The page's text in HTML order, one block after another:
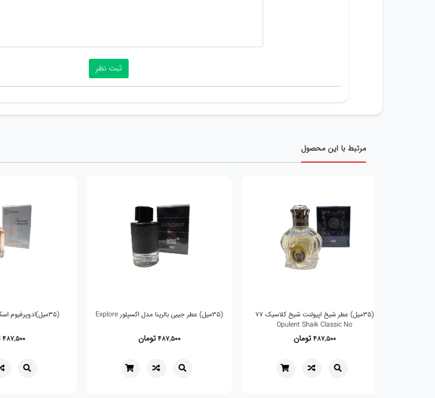
مرتبط با این محصول
Opulent Shaik Classic No
487,500تومان
(35میل) عطر جیبی بالرینا مدل اکسپلور Explore
487,500تومان
(35میل)ادوپرفیوم اسکلاره مدل باکارات رژ